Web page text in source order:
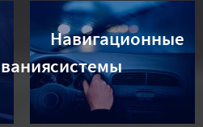
Навигационные
системы